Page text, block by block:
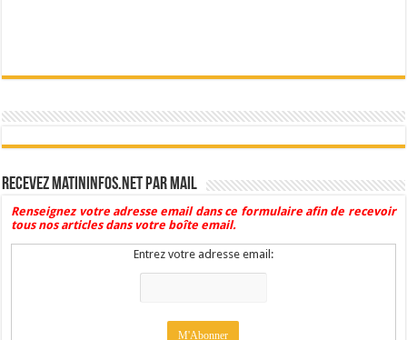
Recevez Matininfos.net par mail
Renseignez votre adresse email dans ce formulaire afin de recevoir
tous nos articles dans votre boîte email.
Entrez votre adresse email: